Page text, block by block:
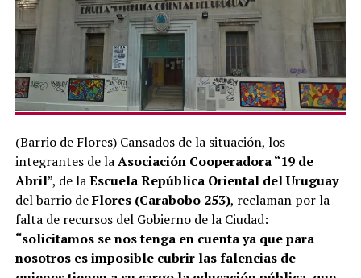
(Barrio de Flores) Cansados de la situación, los
integrantes de laAsociación Cooperadora “19 de
Abril”, de laEscuela República Oriental del Uruguay
del barrio deFlores (Carabobo 253), reclaman por la
falta de recursos del Gobierno de la Ciudad:
“solicitamos se nos tenga en cuenta ya que para
nosotros es imposible cubrir las falencias de